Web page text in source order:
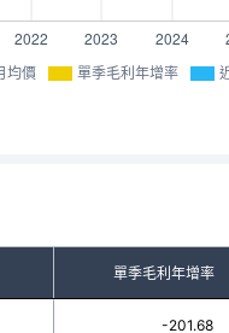
均價 單季毛利年增率
單季毛利年增率
-201.68